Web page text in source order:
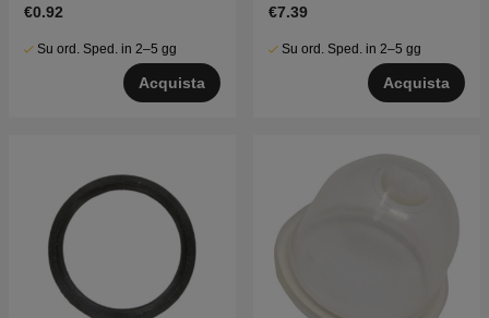
€0.92
Su ord. Sped. in 2–5 gg
Acquista
€7.39
Su ord. Sped. in 2–5 gg
Acquista